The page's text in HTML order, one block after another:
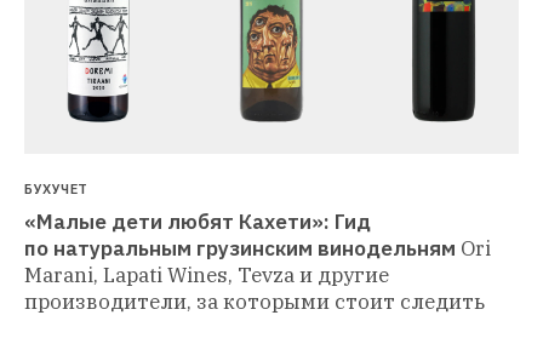
БУХУЧЕТ
«Малые дети любят Кахети»: Гид
по натуральным грузинским винодельням Ori
Marani, Lapati Wines, Tevza и другие
производители, за которыми стоит следить